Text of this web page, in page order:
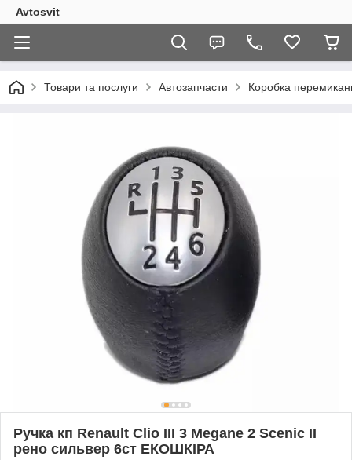
Avtosvit
Товари та послуги Автозапчасти Коробка
Ручка кп Renault Clio III 3 Megane 2 Scenic II
рено сильвер 6ст ЕКОШКІРА